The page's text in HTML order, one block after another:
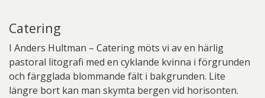
Catering
I Anders Hultman – Catering möts vi av en härlig
pastoral litografi med en cyklande kvinna i förgrunden
och färgglada blommande fält i bakgrunden. Lite
längre bort kan man skymta bergen vid horisonten.